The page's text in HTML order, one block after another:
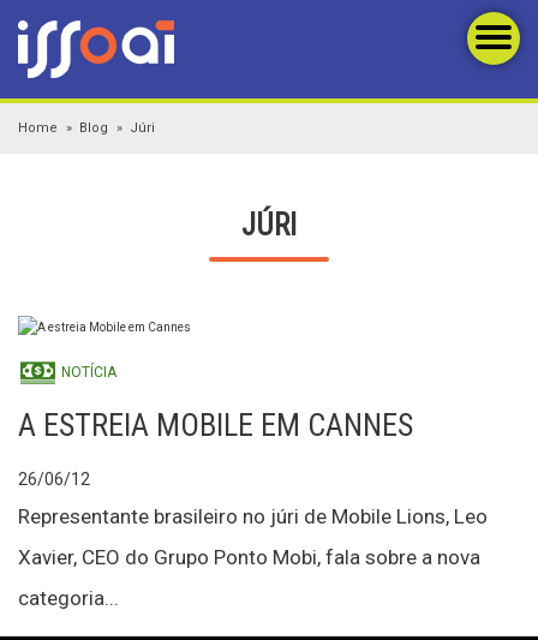
Home Blog Júri
JÚRI
NOTÍCIA
A ESTREIA MOBILE EM CANNES
26/06/12
Representante brasileiro no júri de Mobile Lions, Leo
Xavier, CEO do Grupo Ponto Mobi, fala sobre a nova
categoria...